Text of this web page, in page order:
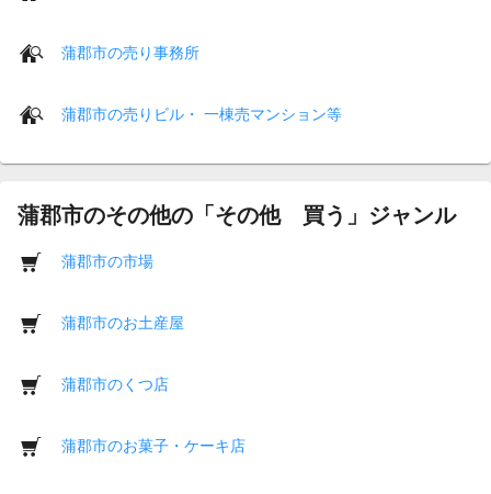
蒲郡市の売り事務所
蒲郡市の売りビル・ 一棟売マンション等
蒲郡市のその他の「その他 買う」ジャンル
蒲郡市の市場
蒲郡市のお土産屋
蒲郡市のくつ店
蒲郡市のお菓子・ケーキ店